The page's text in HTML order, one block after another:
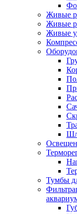
Живые
Живые
Живые
Тумбы